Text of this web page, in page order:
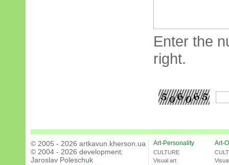
Enter the
right.
© 2005 - 2026 artkavun.kherson.ua
© 2004 - 2026 development:
Jaroslav Poleschuk
Art-Personality
CULTURE
Visual art
Art-